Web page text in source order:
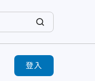
登入